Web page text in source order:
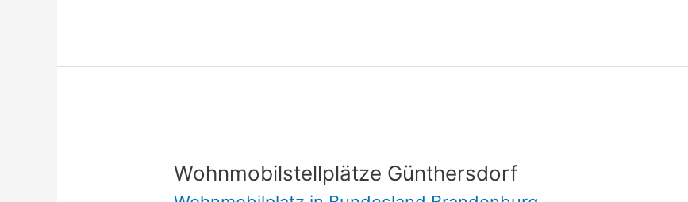
Wohnmobilstellplätze Günthersdorf